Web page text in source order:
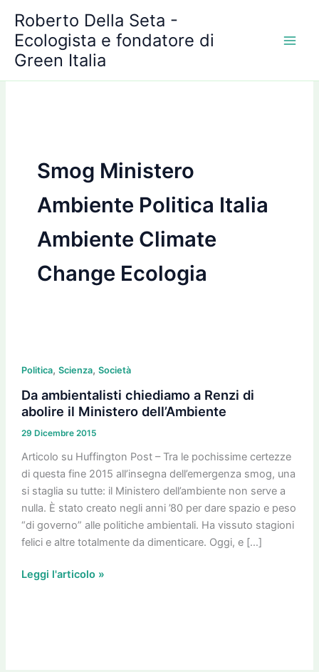
contenuto
Roberto Della Seta -
Ecologista e fondatore di
Green Italia
Smog Ministero
Ambiente Politica Italia
Ambiente Climate
Change Ecologia
Politica, Scienza, Società
Da ambientalisti chiediamo a Renzi di
abolire il Ministero dell’Ambiente
29 Dicembre 2015
Articolo su Huffington Post – Tra le pochissime certezze
di questa fine 2015 all’insegna dell’emergenza smog, una
si staglia su tutte: il Ministero dell’ambiente non serve a
nulla. È stato creato negli anni ’80 per dare spazio e peso
“di governo” alle politiche ambientali. Ha vissuto stagioni
felici e altre totalmente da dimenticare. Oggi, e […]
ambientalisti
chiediamo
di
abolire
il
Ministero
dell’Ambiente
Leggi l'articolo »
r
c
h